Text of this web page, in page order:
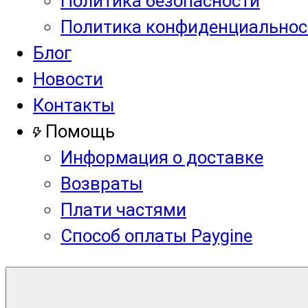
Политика
Блог
Новости
Контакты
Помощь
Информация о доставке
Возвраты
Плати частями
Способ оплаты Paygine